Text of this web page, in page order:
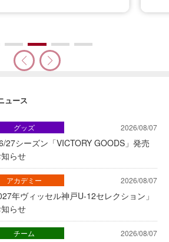
ュース
2026/08/07
27シーズン「VICTORY GOODS」発売
らせ
グッズ
2026/08/07
年ヴィッセル神戸U-12セレクション」
らせ
アカデミー
2026/08/07
チーム